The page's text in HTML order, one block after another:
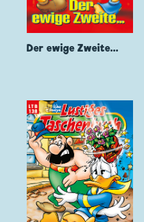
Der ewige Zweite...